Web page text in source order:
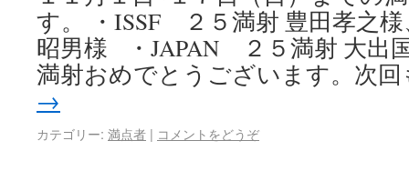
す。 ・ISSF ２５満射 豊田孝之
昭男様 ・JAPAN ２５満射 大出
満射おめでとうございます。次
→
カテゴリー: 満点者 | コメントをどうぞ